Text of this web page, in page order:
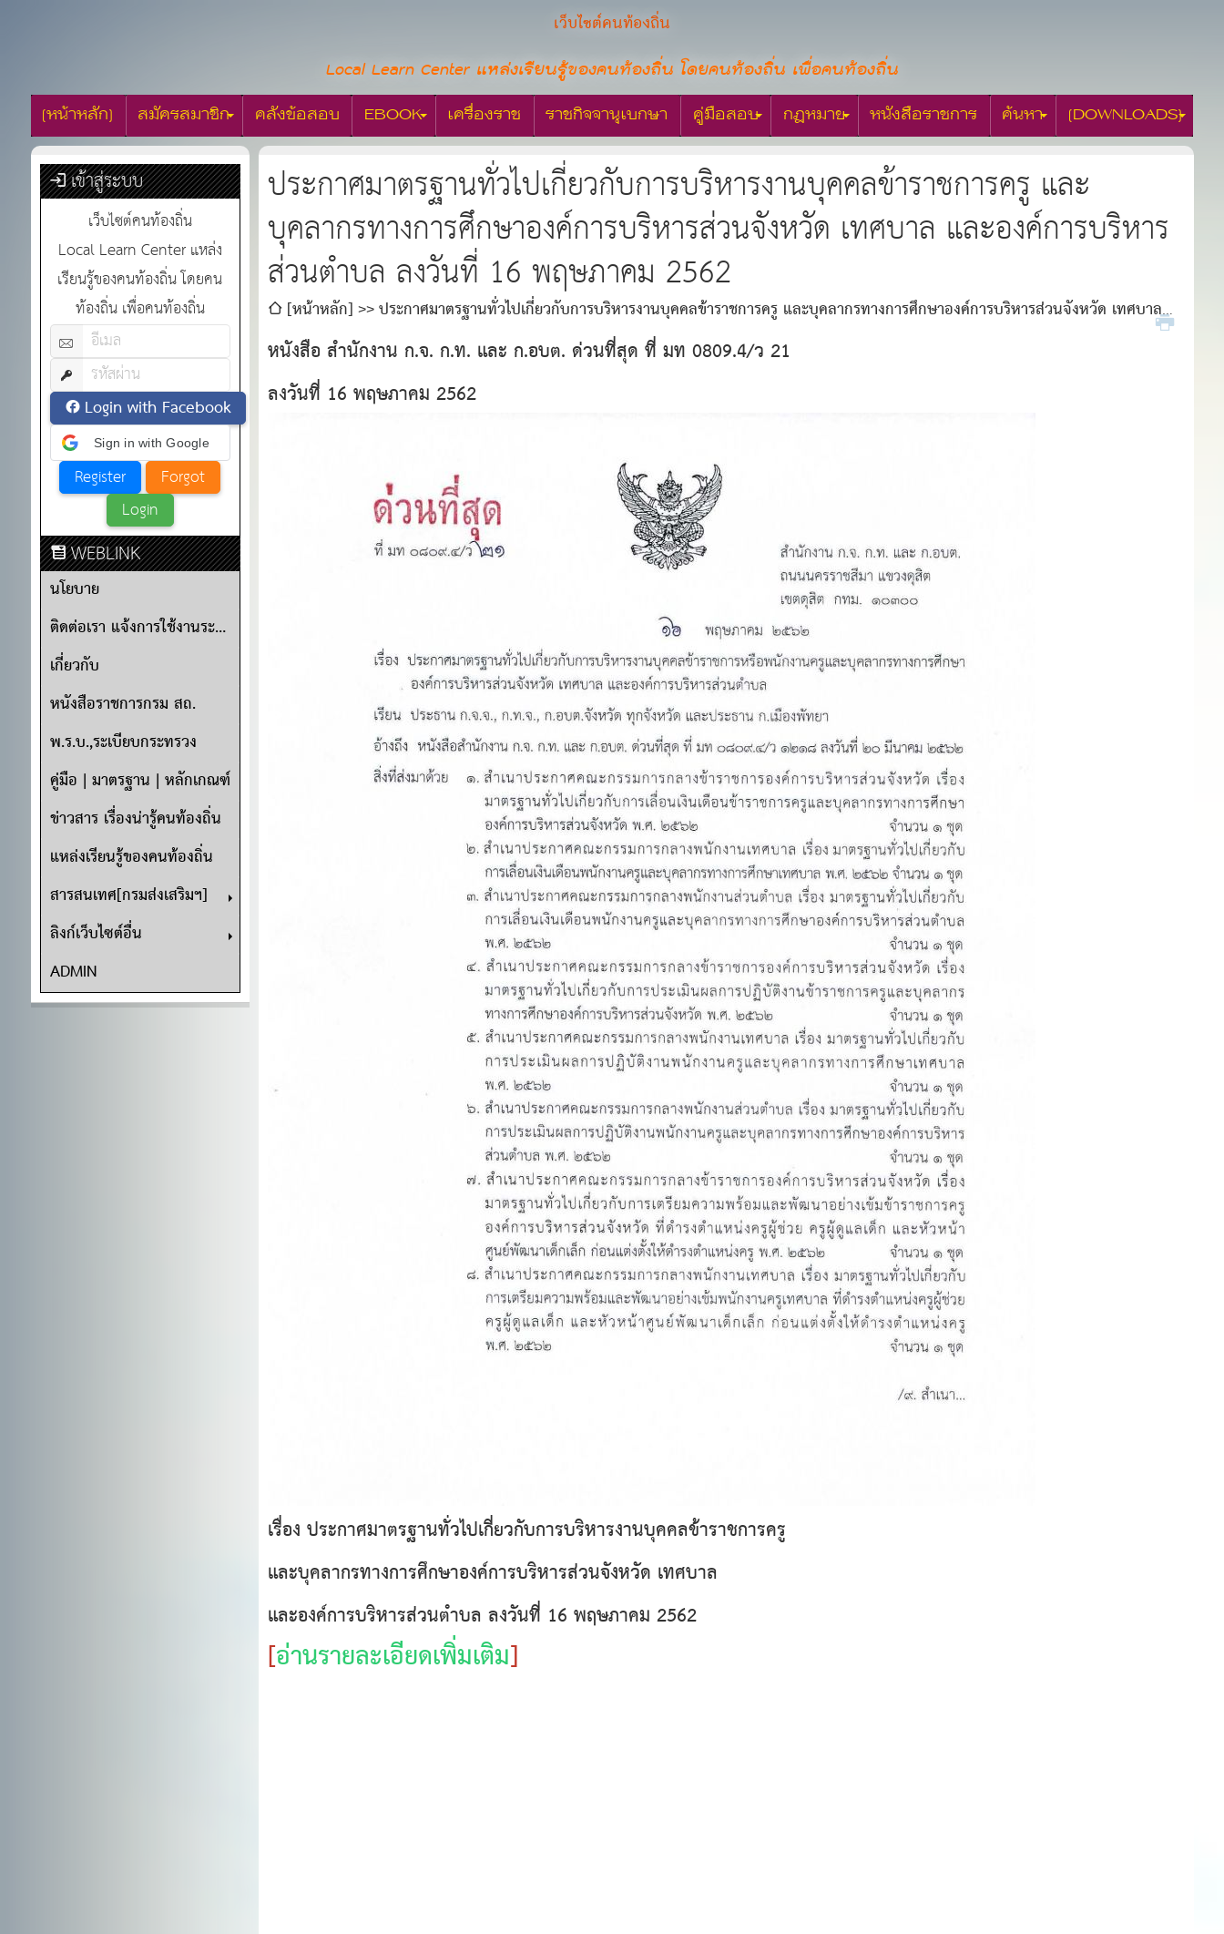
เว็บไซต์คนท้องถิ่น
Local Learn Center แหล่งเรียนรู้ของคนท้องถิ่น โดยคนท้องถิ่น เพื่อคนท้องถิ่น
[หน้าหลัก] สมัครสมาชิก คลังข้อสอบ EBOOK เครื่องราช ราชกิจจานุเบกษา คู่มือสอบ กฎหมาย หนังสือราชการ ค้นหา [DOWNLOADS]
เข้าสู่ระบบ
เว็บไซต์คนท้องถิ่น
Local Learn Center แหล่ง
เรียนรู้ของคนท้องถิ่น โดยคน
ท้องถิ่น เพื่อคนท้องถิ่น
Login with Facebook
Sign in with Google
WEBLINK
นโยบาย
ติดต่อเรา แจ้งการใช้งานระบบ
เกี่ยวกับ
หนังสือราชการกรม สถ.
พ.ร.บ.,ระเบียบกระทรวง
คู่มือ | มาตรฐาน | หลักเกณฑ์
ข่าวสาร เรื่องน่ารู้คนท้องถิ่น
แหล่งเรียนรู้ของคนท้องถิ่น
สารสนเทศ[กรมส่งเสริมฯ]
ลิงก์เว็บไซต์อื่น
ADMIN
ประกาศมาตรฐานทั่วไปเกี่ยวกับการบริหารงานบุคคลข้าราชการครู และ
บุคลากรทางการศึกษาองค์การบริหารส่วนจังหวัด เทศบาล และองค์การบริหาร
ส่วนตำบล ลงวันที่ 16 พฤษภาคม 2562
[หน้าหลัก]
ประกาศมาตรฐานทั่วไปเกี่ยวกับการบริหารงานบุคคลข้าราชการครู และบุคลากรทางการศึกษาองค์การบริหารส่วนจังหวัด เทศบาล
และองค์การบริหารส่วนตำบล ลงวันที่ 16 พฤษภาคม 2562
หนังสือ สำนักงาน ก.จ. ก.ท. และ ก.อบต. ด่วนที่สุด ที่ มท 0809.4/ว 21
ลงวันที่ 16 พฤษภาคม 2562
เรื่อง ประกาศมาตรฐานทั่วไปเกี่ยวกับการบริหารงานบุคคลข้าราชการครู
และบุคลากรทางการศึกษาองค์การบริหารส่วนจังหวัด เทศบาล
และองค์การบริหารส่วนตำบล ลงวันที่ 16 พฤษภาคม 2562
[อ่านรายละเอียดเพิ่มเติม]